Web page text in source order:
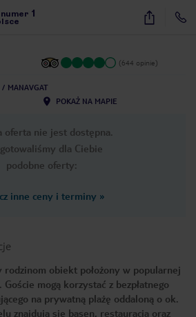
numer 1 10
(644 opinie)
MANAVGAT
POKAŻ NA MAPIE
oferta nie jest dostępna.
dla Ciebie
podobne oferty:
inne ceny i terminy »
obiekt położony w popularnej
mogą korzystać z bezpłatnego
na prywatną plażę oddaloną o ok.
znajdują się basen, restauracja oraz